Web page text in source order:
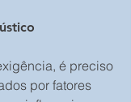
é preciso
por fatores